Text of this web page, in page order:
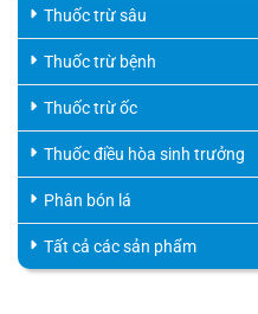
Thuốc trừ sâu
Thuốc trừ bệnh
Thuốc trừ ốc
Thuốc điều hòa sinh trưởng
Phân bón lá
Tất cả các sản phẩm